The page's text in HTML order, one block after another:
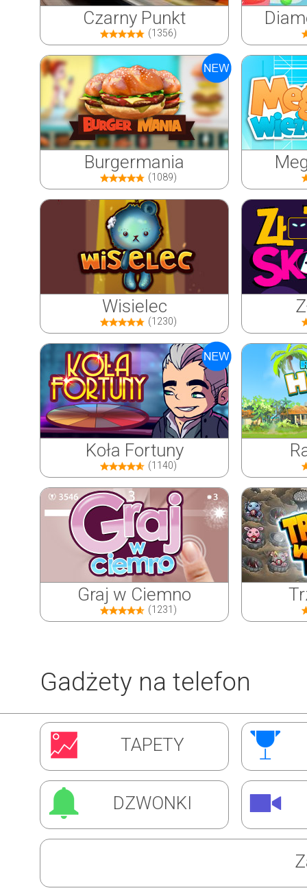
Czarny Punkt
(1356)
Burgermania
(1089)
Wisielec
(1230)
Koła Fortuny
(1140)
Graj w Ciemno
(1231)
Inwazja Robali
(1310)
Super Barman
Gadżety na telefon
TAPETY
DZWONKI